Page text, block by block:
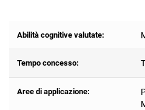
Abilità cognitive valutate:
Tempo concesso:
Aree di applicazione: